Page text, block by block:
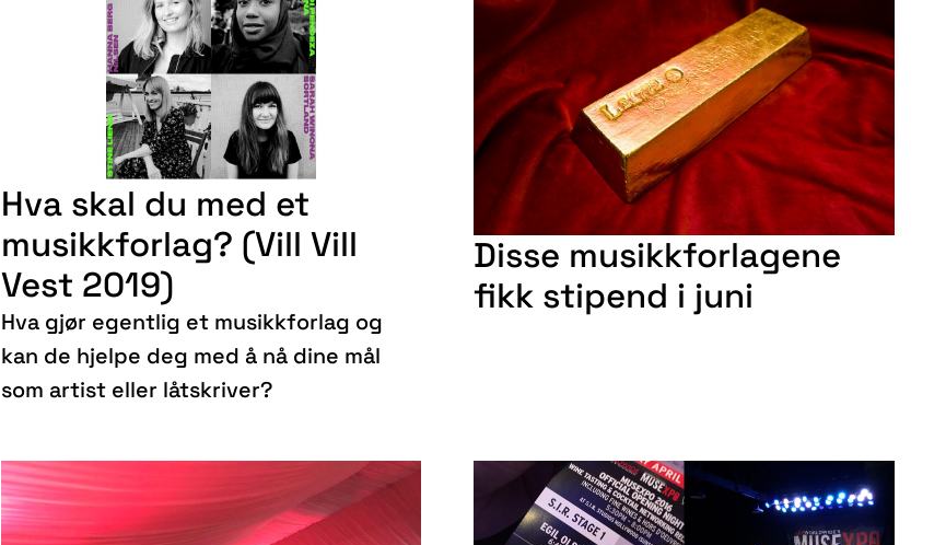
Hva skal du med et
musikkforlag? (Vill Vill
Vest 2019)
Hva gjør egentlig et musikkforlag og
kan de hjelpe deg med å nå dine mål
som artist eller låtskriver?
Disse musikkforlagene
fikk stipend i juni